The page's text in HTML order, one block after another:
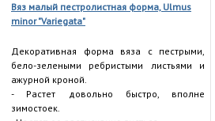
Вяз малый пестролистная форма, Ulmus
minor "Variegata"
Декоративная форма вяза с пестрыми,
бело-зелеными ребристыми листьями и
ажурной кроной.
- Растет довольно быстро, вполне
зимостоек.